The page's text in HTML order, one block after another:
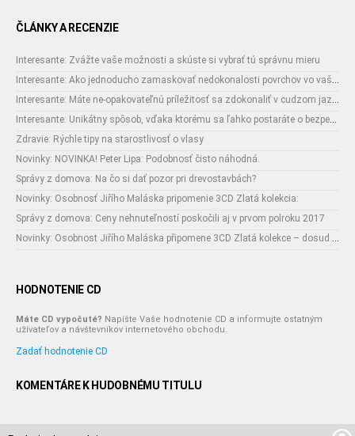
ČLÁNKY A RECENZIE
Interesante: Zvážte vaše možnosti a skúste si vybrať tú správnu mieru
Interesante: Ako jednoducho zamaskovať nedokonalosti povrchov vo vašom interiéri
Interesante: Máte ne-opakovateľnú príležitosť sa zdokonaliť v cudzom jazyku
Interesante: Unikátny spôsob, vďaka ktorému sa ľahko postaráte o bezpečnosť vašich zásielok
Zdravie: Rýchle tipy na starostlivosť o vlasy
Novinky: NOVINKA! Peter Lipa: Podobnosť čisto náhodná.
Správy z domova: Na čo si dať pozor pri drevostavbách?
Novinky: Osobnosť Jiřího Maláska pripomenie 3CD Zlatá kolekcia:
Správy z domova: Ceny nehnuteľností poskočili aj v prvom polroku 2017
Novinky: Osobnost Jiřího Maláska připomene 3CD Zlatá kolekce – dosud nejobsáhlejší soubor nahrávek legendárního umělce!
HODNOTENIE CD
Máte CD vypočuté? Napíšte Vaše hodnotenie CD a informujte ostatným
užívateľov a návštevníkov internetového obchodu.
Zadať hodnotenie CD
KOMENTÁRE K HUDOBNÉMU TITULU